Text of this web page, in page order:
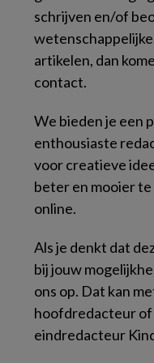
schrijven en/of
artikelen, dan
contact.
We bieden je een
enthousiaste
voor creatieve
beter en mooier te
online.
Als je denkt dat
bij jouw
ons op. Dat kan
hoofdredacteur of
eindredacteur